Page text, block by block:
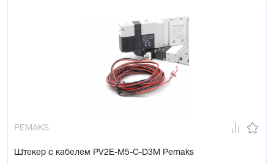
PEMAKS
Штекер с кабелем PV2E-M5-C-D3M Pemaks